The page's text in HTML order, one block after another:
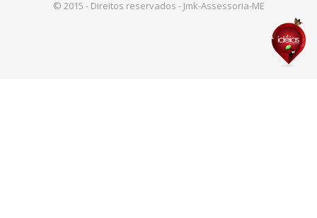
© 2015 - Direitos reservados - Jmk-Assessoria-ME